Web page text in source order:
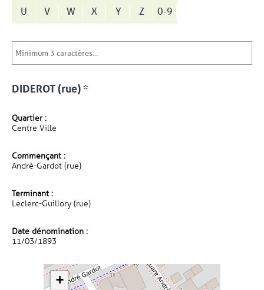
U
V W X Y Z 0-9
DIDEROT (rue) *
Quartier :
Centre Ville
Commençant :
André-Gardot (rue)
Terminant :
Leclerc-Guillory (rue)
Date dénomination :
11/03/1893
+